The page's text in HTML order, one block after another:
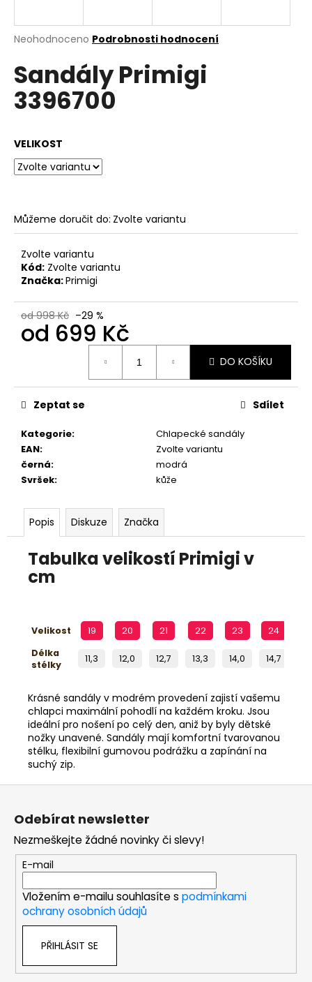
Průměrné
produktu
je
0,0
z
Neohodnoceno Podrobnosti hodnocení
Sandály Primigi
3396700
VELIKOST
Můžeme doručit do: Zvolte variantu
Zvolte variantu
Kód: Zvolte variantu
Značka:Primigi
od 998 Kč –29 %
od 699 Kč
DO KOŠÍKU
Kategorie:
Chlapecké sandály
EAN:
Zvolte variantu
černá:
modrá
Svršek: kůže
Zeptat se Sdílet
Popis Diskuze Značka
Tabulka velikostí Primigi v
cm
Velikost 19 20 21 22 23 24
Délka
stélky
11,3 12,0 12,7 13,3 14,0 14,7
Krásné sandály v modrém provedení zajistí vašemu
chlapci maximální pohodlí na každém kroku. Jsou
ideální pro nošení po celý den, aniž by byly dětské
nožky unavené. Sandály mají komfortní tvarovanou
stélku, flexibilní gumovou podrážku a zapínání na
suchý zip.
j
t
?
D
o
p
o
u
č
u
e
RIEKER
44760-
35
998
Z
Odebírat newsletter
Nezmeškejte žádné novinky či slevy!
E-mail
Vložením e-mailu souhlasíte s podmínkami
ochrany osobních údajů
PŘIHLÁSIT SE